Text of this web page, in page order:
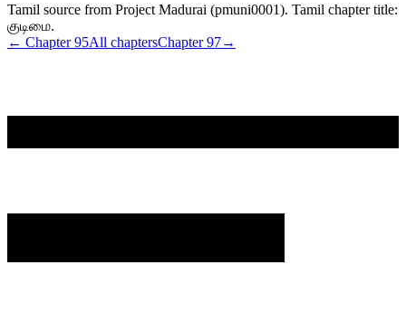
Tamil source from Project Madurai (pmuni0001). Tamil chapter title:
குடிமை.
← Chapter95All chaptersChapter97→